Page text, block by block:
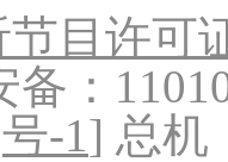
目许可
：
号-1] 总机